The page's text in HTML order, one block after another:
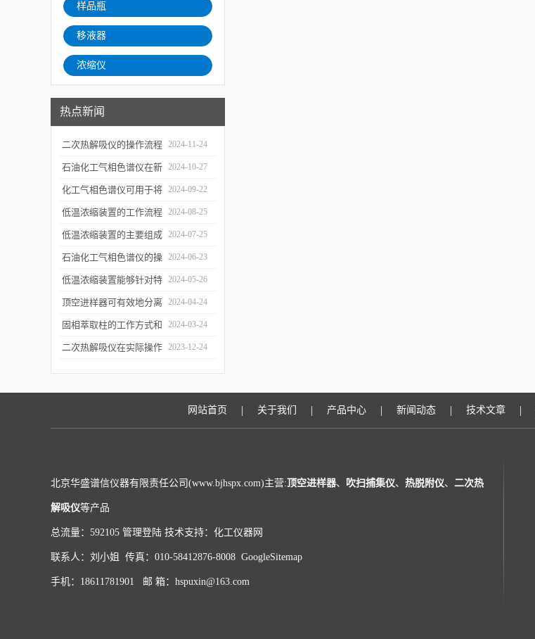
样品瓶
移液器
浓缩仪
热点新闻
二次热解吸仪的操作流程
和使用注意事项
2024-11-24
石油化工气相色谱仪在新
材料、新产品的研发中的
应用
2024-10-27
化工气相色谱仪可用于将
样品引入色谱柱并推动分
离过程
2024-09-22
低温浓缩装置的工作流程
及使用注意事项
2024-08-25
低温浓缩装置的主要组成
部分及具体工作流程分析
2024-07-25
石油化工气相色谱仪的操
作要点详细分析
2024-06-23
低温浓缩装置能够针对特
定的目标组分进行有效浓
缩
2024-05-26
顶空进样器可有效地分离
和富集样品中的挥发性成
分
2024-04-24
固相萃取柱的工作方式和
应用场景
2024-03-24
二次热解吸仪在实际操作 2023-12-24
网站首页 | 关于我们 | 产品中心 | 新闻动态 | 技术文章 |
北京华盛谱信仪器有限责任公司(www.bjhspx.com)主营:顶空进样器、 吹扫捕集仪、 热脱附仪、 二次热
解吸仪等产品
总流量：592105 管理登陆 技术支持： 化工仪器网
联系人：刘小姐 传真：010-58412876-8008 GoogleSitemap
手机：18611781901 邮 箱：hspuxin@163.com